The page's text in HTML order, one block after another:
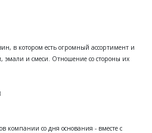
в котором есть огромный ассортимент и
эмали и смеси. Отношение со стороны их
компании со дня основания - вместе с